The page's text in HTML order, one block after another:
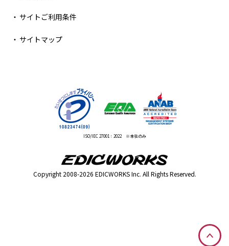
サイトご利用条件
サイトマップ
ISO/IEC 27001：2022 ※本社のみ
Copyright 2008-2026 EDICWORKS Inc. All Rights Reserved.